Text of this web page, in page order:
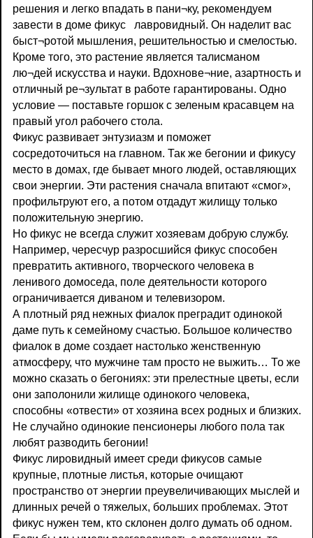
решения и легко впадать в пани¬ку, рекомендуем
завести в доме фикус лавровидный. Он наделит вас
быст¬ротой мышления, решительностью и смелостью.
Кроме того, это растение является талисманом
лю¬дей искусства и науки. Вдохнове¬ние, азартность и
отличный ре¬зультат в работе гарантированы. Одно
условие — поставьте горшок с зеленым красавцем на
правый угол рабочего стола.
Фикус развивает энтузиазм и поможет
сосредоточиться на главном. Так же бегонии и фикусу
место в домах, где бывает много людей, оставляющих
свои энергии. Эти растения сначала впитают «смог»,
профильтруют его, а потом отдадут жилищу только
положительную энергию.
Но фикус не всегда служит хозяевам добрую службу.
Например, чересчур разросшийся фикус способен
превратить активного, творческого человека в
ленивого домоседа, поле деятельности которого
ограничивается диваном и телевизором.
А плотный ряд нежных фиалок преградит одинокой
даме путь к семейному счастью. Большое количество
фиалок в доме создает настолько женственную
атмосферу, что мужчине там просто не выжить… То же
можно сказать о бегониях: эти прелестные цветы, если
они заполонили жилище одинокого человека,
способны «отвести» от хозяина всех родных и близких.
Не случайно одинокие пенсионеры любого пола так
любят разводить бегонии!
Фикус лировидный имеет среди фикусов самые
крупные, плотные листья, которые очищают
пространство от энергии преувеличивающих мыслей и
длинных речей о тяжелых, больших проблемах. Этот
фикус нужен тем, кто склонен долго думать об одном.